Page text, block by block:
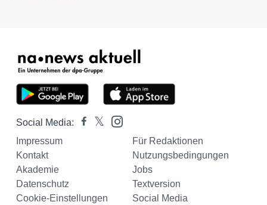
Social Media:
Impressum
Für Redaktionen
Kontakt
Nutzungsbedingungen
Akademie
Jobs
Datenschutz
Textversion
Cookie-Einstellungen
Social Media